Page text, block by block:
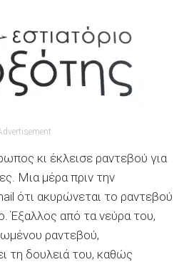
κι έκλεισε ραντεβού για
Μια μέρα πριν την
ότι ακυρώνεται το ραντεβού
Έξαλλος από τα νεύρα του,
ραντεβού,
τη δουλειά του, καθώς